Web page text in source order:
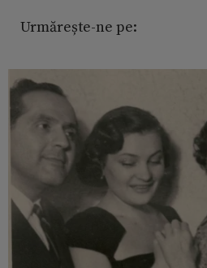
Urmărește-ne pe: